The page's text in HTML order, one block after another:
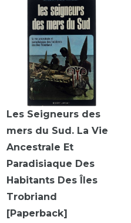
Les Seigneurs des
mers du Sud. La Vie
Ancestrale Et
Paradisiaque Des
Habitants Des Îles
Trobriand
[Paperback]